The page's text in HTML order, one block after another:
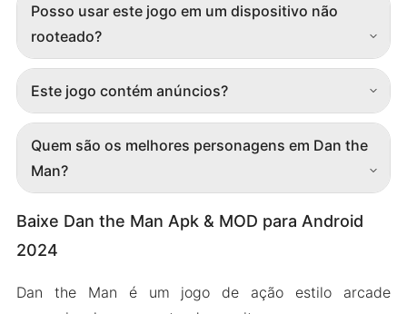
Posso usar este jogo em um dispositivo não
rooteado?
Este jogo contém anúncios?
Quem são os melhores personagens em Dan the
Man?
Baixe Dan the Man Apk & MOD para Android
2024
Dan the Man é um jogo de ação estilo arcade